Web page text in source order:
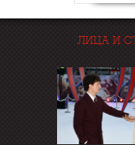
ЛИЦА И